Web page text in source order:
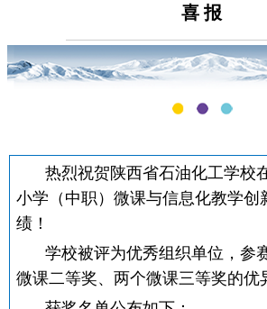
喜 报
热烈祝贺陕西省石油化工学校
小学（中职）微课与信息化教学创
绩！
学校被评为优秀组织单位，参
微课二等奖、两个微课三等奖的优